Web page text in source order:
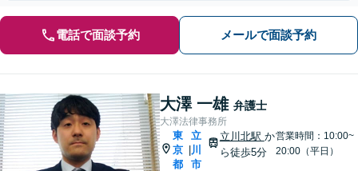
電話で面談予約 メールで面談予約
大澤 一雄 弁護士
大澤法律事務所
東
京
都
立
川
市
立川北駅 か
ら徒歩5分
営業時間：10:00~
20:00（平日）